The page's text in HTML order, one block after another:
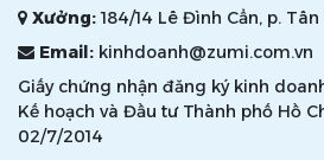
Xưởng:184/14 Lê Đình Cẩn, p. Tân
Email: kinhdoanh@zumi.com.vn
Giấy chứng nhận đăng ký kinh
Kế hoạch và Đầu tư Thành phố Hồ
02/7/2014